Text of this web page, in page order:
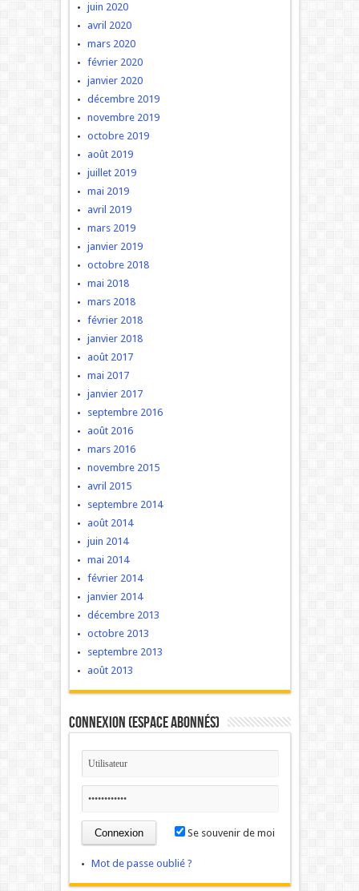
juin 2020
avril 2020
mars 2020
février 2020
janvier 2020
décembre 2019
novembre 2019
octobre 2019
août 2019
juillet 2019
mai 2019
avril 2019
mars 2019
janvier 2019
octobre 2018
mai 2018
mars 2018
février 2018
janvier 2018
août 2017
mai 2017
janvier 2017
septembre 2016
août 2016
mars 2016
novembre 2015
avril 2015
septembre 2014
août 2014
juin 2014
mai 2014
février 2014
janvier 2014
décembre 2013
octobre 2013
septembre 2013
août 2013
Connexion (Espace Abonnés)
Se souvenir de moi
Mot de passe oublié ?